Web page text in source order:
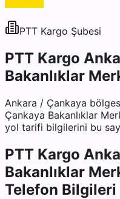
PTT Kargo Şubesi
PTT Kargo
Bakanlıklar
Ankara / Çankaya
Çankaya Bakanlıklar
yol tarifi bilgilerini bu
PTT Kargo
Bakanlıklar
Telefon Bilgileri